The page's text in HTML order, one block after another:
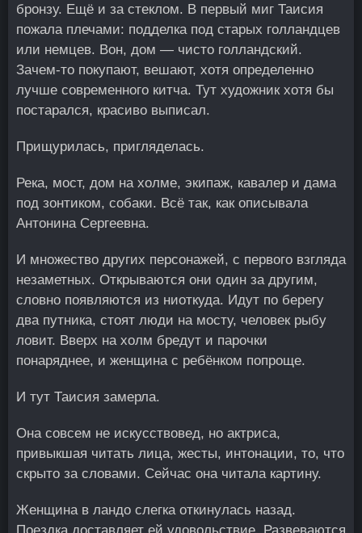
бронзу. Ещё и за стеклом. В первый миг Таисия
пожала плечами: подделка под старых голландцев
или немцев. Вон, дом — чисто голландский.
Зачем-то покупают, вешают, хотя определенно
лучше современного китча. Тут художник хотя бы
постарался, красиво выписал.
Прищурилась, пригляделась.
Река, мост, дом на холме, экипаж, кавалер и дама
под зонтиком, собаки. Всё так, как описывала
Антонина Сергеевна.
И множество других персонажей, с первого взгляда
незаметных. Открываются они один за другим,
словно появляются из ниоткуда. Идут по берегу
два путника, стоят люди на мосту, человек рыбу
ловит. Вверх на холм бредут и парочки
понаряднее, и женщина с ребёнком попроще.
И тут Таисия замерла.
Она совсем не искусствовед, но актриса,
привыкшая читать лица, жесты, интонации, то, что
скрыто за словами. Сейчас она читала картину.
Женщина в ландо слегка откинулась назад.
Поездка доставляет ей удовольствие. Развеваются